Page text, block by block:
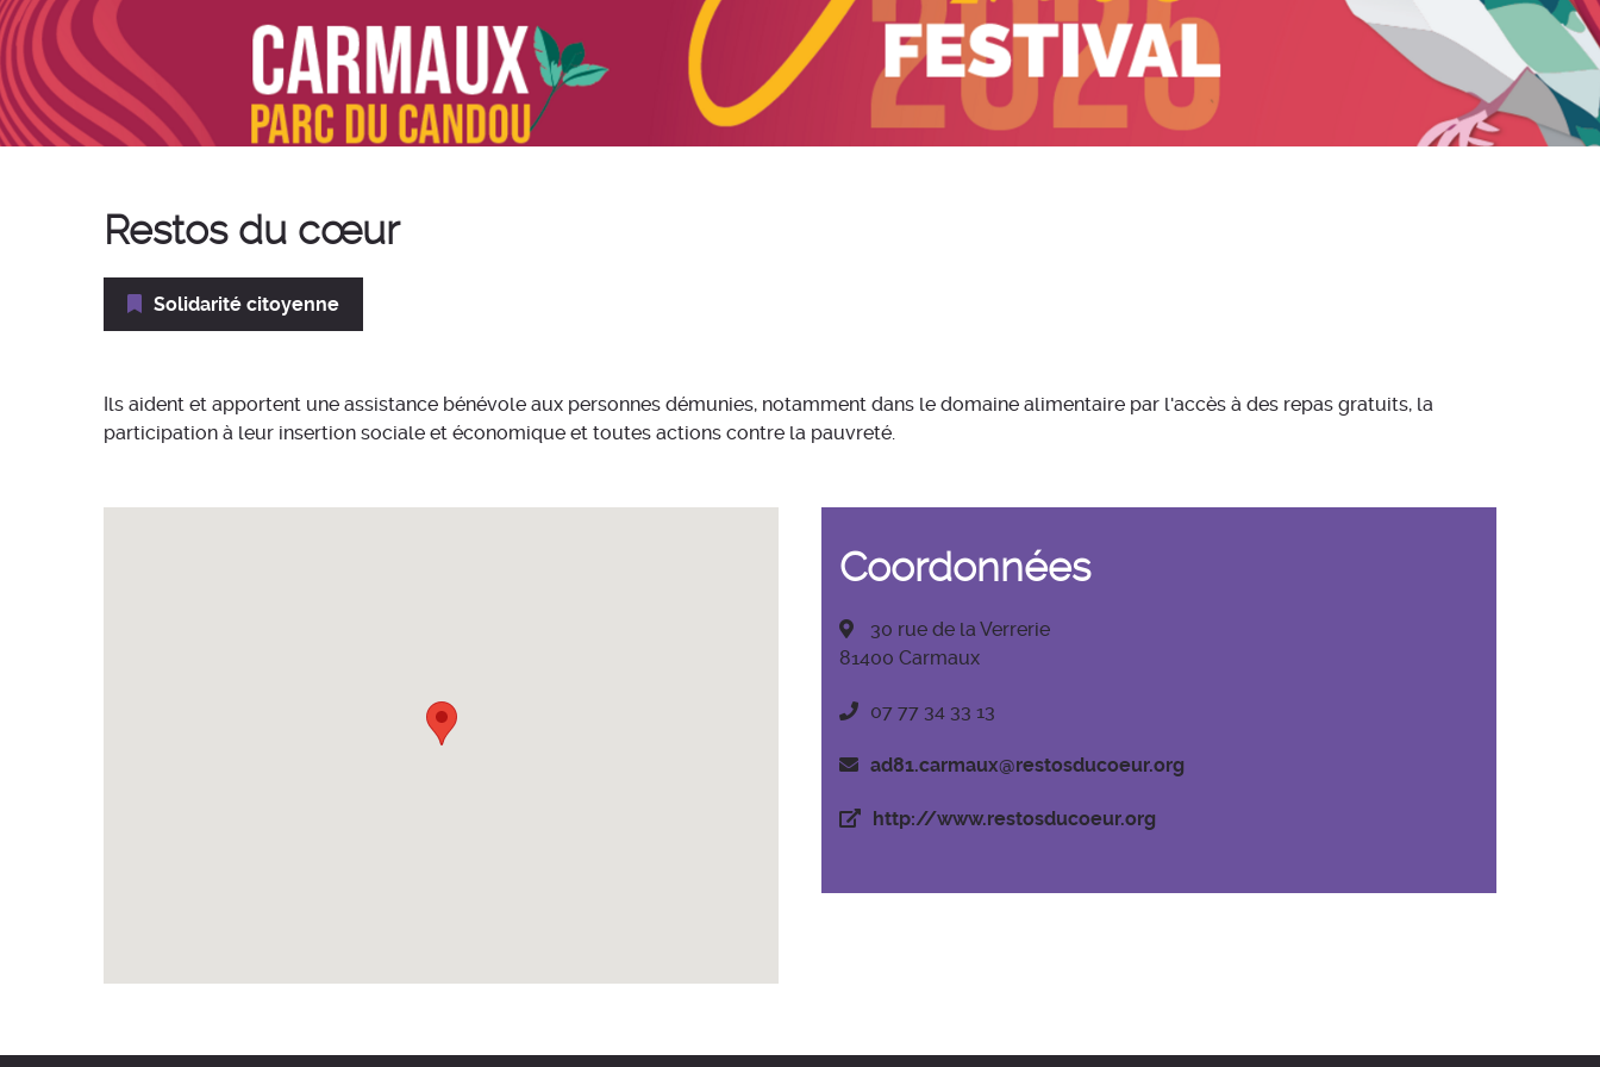
Restos du cœur
Solidarité citoyenne
Ils aident et apportent une assistance bénévole aux personnes démunies, notamment dans le domaine alimentaire par l'accès à des repas gratuits, la
participation à leur insertion sociale et économique et toutes actions contre la pauvreté.
Coordonnées
30 rue de la Verrerie
81400 Carmaux
07 77 34 33 13
ad81.carmaux@restosducoeur.org
http://www.restosducoeur.org